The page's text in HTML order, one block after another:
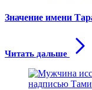
Значение имени
Читать дальше